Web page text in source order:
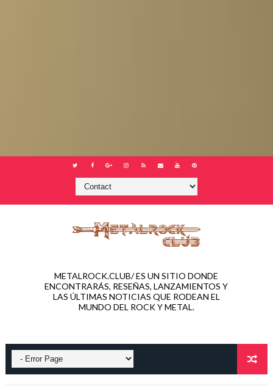
METALROCK.CLUB/ ES UN SITIO DONDE
ENCONTRARÁS, RESEÑAS, LANZAMIENTOS Y
LAS ÚLTIMAS NOTICIAS QUE RODEAN EL
MUNDO DEL ROCK Y METAL.